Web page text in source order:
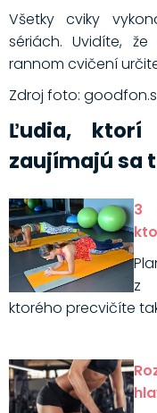
Všetky cviky
sériách. Uvidíte,
rannom cvičení
Zdroj foto:
Ľudia,
zaujímajú sa
3
z
ktorého precvičíte